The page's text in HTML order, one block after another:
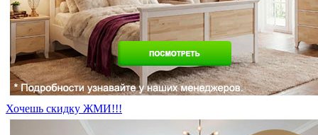
Хочешь скидку ЖМИ!!!